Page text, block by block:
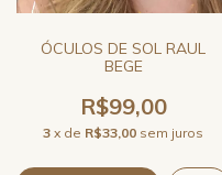
ÓCULOS DE SOL RAUL
BEGE
R$99,00
3 x de R$33,00 sem juros